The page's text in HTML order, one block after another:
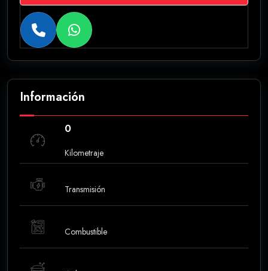
Información
0
Kilometraje
Transmisión
Combustible